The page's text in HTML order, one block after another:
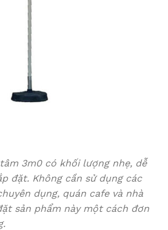
3m0 có khối lượng nhẹ, dễ
đặt. Không cần sử dụng các
dụng, quán cafe và nhà
sản phẩm này một cách đơn